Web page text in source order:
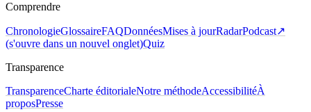
Comprendre
ChronologieGlossaireFAQDonnéesMises à jourRadarPodcast↗
(s'ouvre dans un nouvel onglet)Quiz
Transparence
TransparenceCharte éditorialeNotre méthodeAccessibilitéÀ
proposPresse